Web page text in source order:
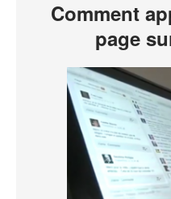
Comment
page